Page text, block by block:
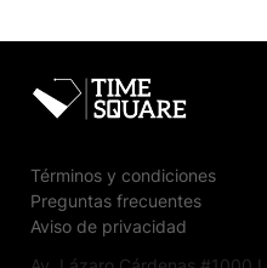
Términos y condiciones
Preguntas frecuentes
Aviso de privacidad